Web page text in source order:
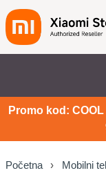
Promo kod:
Početna Mobilni